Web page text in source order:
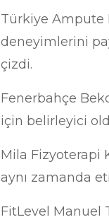
Türkiye Ampute
deneyimlerini
çizdi.
Fenerbahçe
için belirleyici
Mila Fizyoterapi
aynı zamanda
FitLevel Manuel